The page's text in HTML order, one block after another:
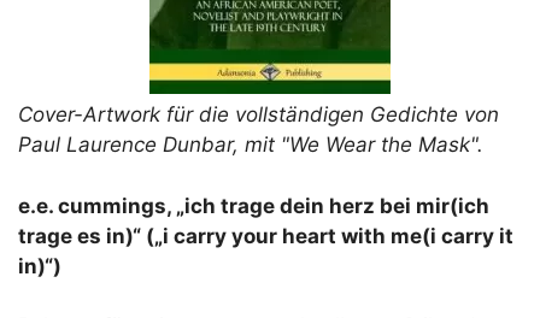
Cover-Artwork für die vollständigen Gedichte von
Paul Laurence Dunbar, mit "We Wear the Mask".
e.e. cummings, „ich trage dein herz bei mir(ich
trage es in)“ („i carry your heart with me(i carry it
in)“)